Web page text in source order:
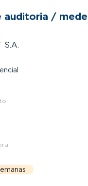
auditoria /
S.A.